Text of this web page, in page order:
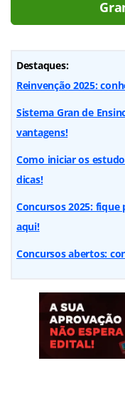
Destaques:
Reinvenção 2025:
Sistema Gran de
vantagens!
Como iniciar os
dicas!
Concursos 2025:
aqui!
Concursos abertos: